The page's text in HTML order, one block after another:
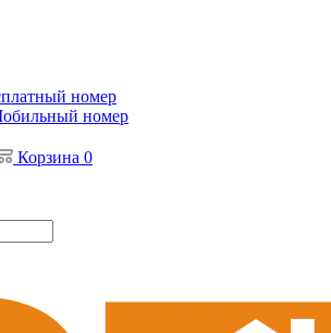
номер
номер
Корзина 0